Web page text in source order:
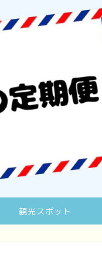
観光スポット